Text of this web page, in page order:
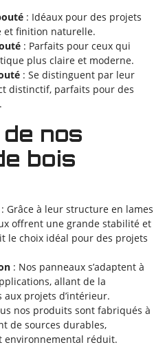
: Idéaux pour des projets
et finition naturelle.
: Parfaits pour ceux qui
plus claire et moderne.
: Se distinguent par leur
distinctif, parfaits pour des
nos
bois
: Grâce à leur structure en lames
offrent une grande stabilité et
le choix idéal pour des projets
: Nos panneaux s’adaptent à
allant de la
projets d’intérieur.
nos produits sont fabriqués à
de sources durables,
environnemental réduit.